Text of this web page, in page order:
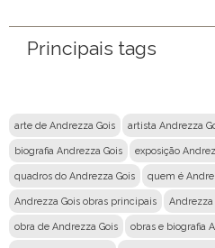
Principais tags
arte de Andrezza Gois artista Andrezza
biografia Andrezza Gois exposição
quadros do Andrezza Gois quem é
Andrezza Gois obras principais Andrezza
obra de Andrezza Gois obras e biografia